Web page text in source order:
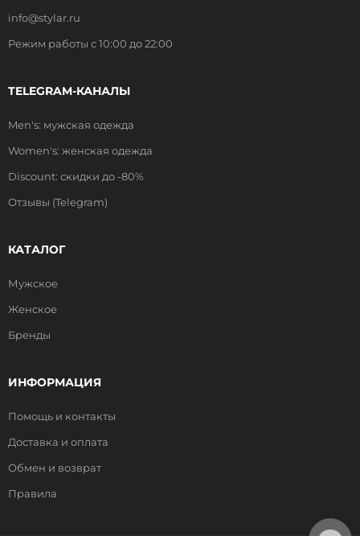
info@stylar.ru
Режим работы с 10:00 до 22:00
TELEGRAM-КАНАЛЫ
Men's: мужская одежда
Women's: женская одежда
Discount: скидки до -80%
Отзывы (Telegram)
КАТАЛОГ
Мужское
Женское
Бренды
ИНФОРМАЦИЯ
Помощь и контакты
Доставка и оплата
Обмен и возврат
Правила